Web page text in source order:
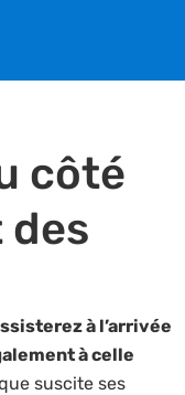
côté
des
à l’arrivée
à celle
suscite ses